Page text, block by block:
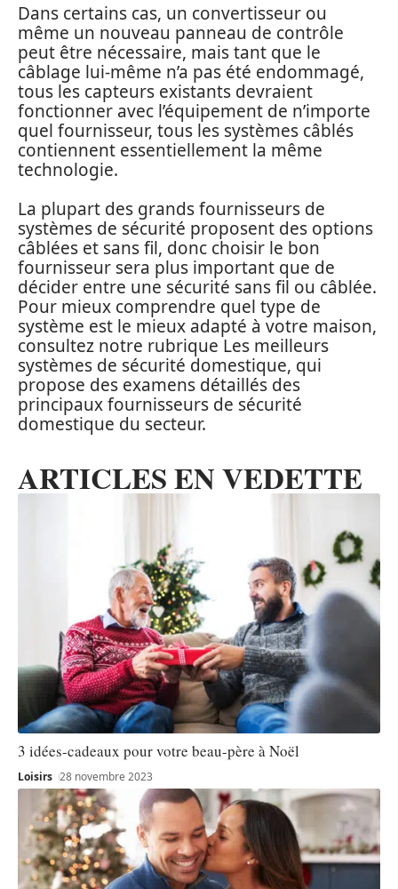
Dans certains cas, un convertisseur ou
même un nouveau panneau de contrôle
peut être nécessaire, mais tant que le
câblage lui-même n’a pas été endommagé,
tous les capteurs existants devraient
fonctionner avec l’équipement de n’importe
quel fournisseur, tous les systèmes câblés
contiennent essentiellement la même
technologie.
La plupart des grands fournisseurs de
systèmes de sécurité proposent des options
câblées et sans fil, donc choisir le bon
fournisseur sera plus important que de
décider entre une sécurité sans fil ou câblée.
Pour mieux comprendre quel type de
système est le mieux adapté à votre maison,
consultez notre rubrique Les meilleurs
systèmes de sécurité domestique, qui
propose des examens détaillés des
principaux fournisseurs de sécurité
domestique du secteur.
ARTICLES EN VEDETTE
3 idées-cadeaux pour votre beau-père à Noël
Loisirs 28 novembre 2023